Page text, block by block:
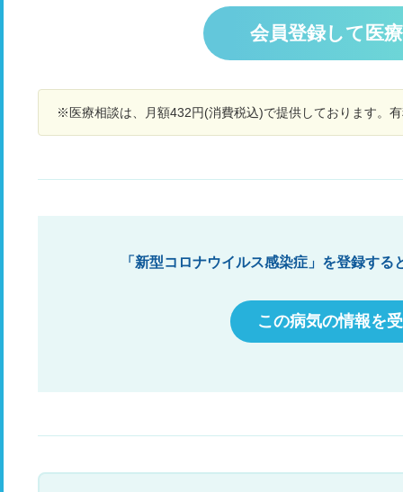
際、咳がどうしてもでてしまいます。又、咳込み
が多いせいか、声もかすれることもあります。 三
カ月たった現在も完治の気配がない状態です。 コ
ロナ後に私のような症状が出ている方は多いので
ですが、このまま通院だけ続けていく形で良いも
のでしょうか？ なんとか、咳き込みをしずめたい
会員登録して医
※医療相談は、月額432円(消費税込)で提供しております。
「新型コロナウイルス感染症」を登録す
この病気の情報を